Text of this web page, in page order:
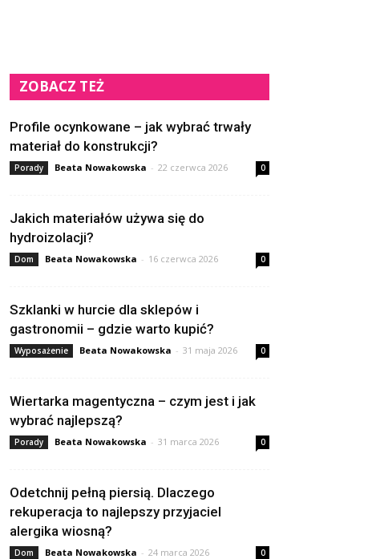
ZOBACZ TEŻ
Profile ocynkowane – jak wybrać trwały
materiał do konstrukcji?
Porady Beata Nowakowska - 22 czerwca 2026 0
Jakich materiałów używa się do
hydroizolacji?
Dom Beata Nowakowska - 16 czerwca 2026 0
Szklanki w hurcie dla sklepów i
gastronomii – gdzie warto kupić?
Wyposażenie Beata Nowakowska - 31 maja 2026 0
Wiertarka magentyczna – czym jest i jak
wybrać najlepszą?
Porady Beata Nowakowska - 31 marca 2026 0
Odetchnij pełną piersią. Dlaczego
rekuperacja to najlepszy przyjaciel
alergika wiosną?
Dom Beata Nowakowska - 24 marca 2026 0